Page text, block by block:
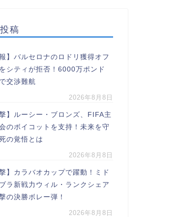
稿
報】バルセロナのロドリ獲得オフ
シティが拒否！6000万ポンド
交渉難航
2026年8月8日
撃】ルーシー・ブロンズ、FIFA主
のボイコットを支持！未来を守
の覚悟とは
2026年8月8日
撃】カラバオカップで躍動！ミド
ラ新戦力ウィル・ランクシェア
の決勝ボレー弾！
2026年8月8日